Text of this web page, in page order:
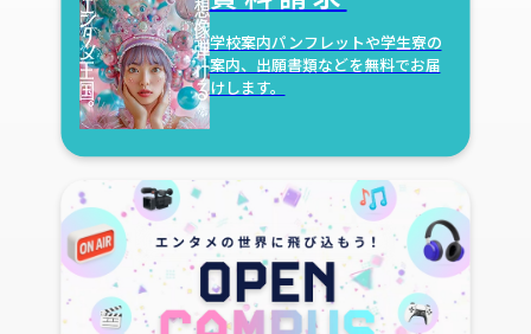
学校案内パンフレットや学生寮の
案内、出願書類などを無料でお届
けします。